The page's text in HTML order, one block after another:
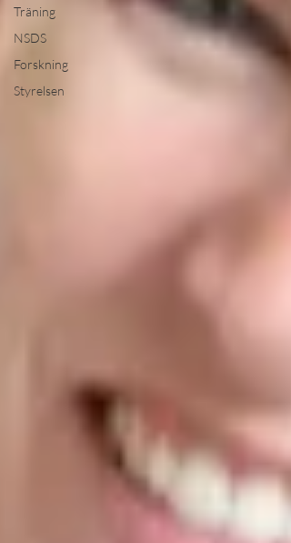
Träning
NSDS
Forskning
Styrelsen